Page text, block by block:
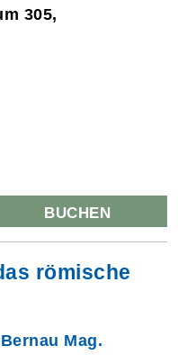
305,
BUCHEN
römische
Mag.